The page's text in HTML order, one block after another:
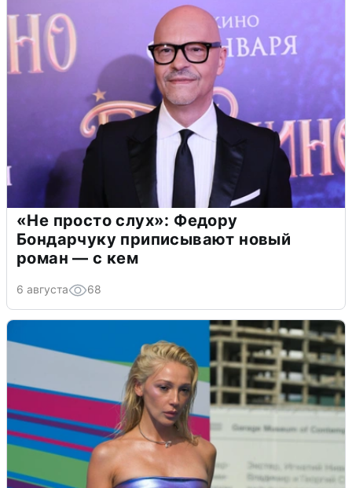
«Не просто слух»: Федору
Бондарчуку приписывают новый
роман — с кем
6 августа 68